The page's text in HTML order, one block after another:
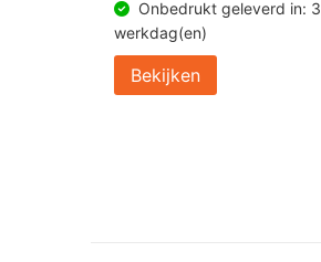
Onbedrukt geleverd in: 3
werkdag(en)
Bekijken